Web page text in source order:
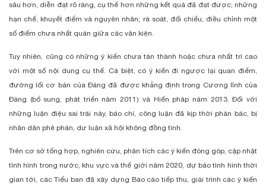
sâu hơn, diễn đạt rõ ràng, cụ thể hơn những kết quả đã đạt được; những
hạn chế, khuyết điểm và nguyên nhân; rà soát, đối chiếu, điều chỉnh một
số điểm chưa nhất quán giữa các văn kiện.
Tuy nhiên, cũng có những ý kiến chưa tán thành hoặc chưa nhất trí cao
với một số nội dung cụ thể. Cá biệt, có ý kiến đi ngược lại quan điểm,
đường lối cơ bản của Đảng đã được khẳng định trong Cương lĩnh của
Đảng (bổ sung, phát triển năm 2011) và Hiến pháp năm 2013. Đối với
những luận điệu sai trái này, báo chí, công luận đã kịp thời phản bác, bị
nhân dân phê phán, dư luận xã hội không đồng tình.
Trên cơ sở tổng hợp, nghiên cứu, phân tích các ý kiến đóng góp, cập nhật
tình hình trong nước, khu vực và thế giới năm 2020, dự báo tình hình thời
gian tới, các Tiểu ban đã xây dựng Báo cáo tiếp thu, giải trình các ý kiến